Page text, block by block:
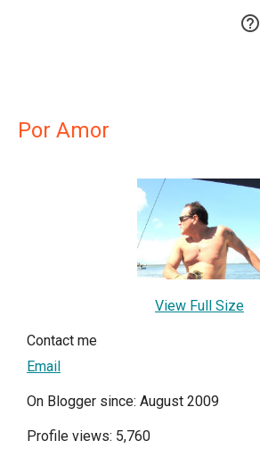

Por Amor
View Full Size
Contact me
Email
On Blogger since: August 2009
Profile views: 5,760